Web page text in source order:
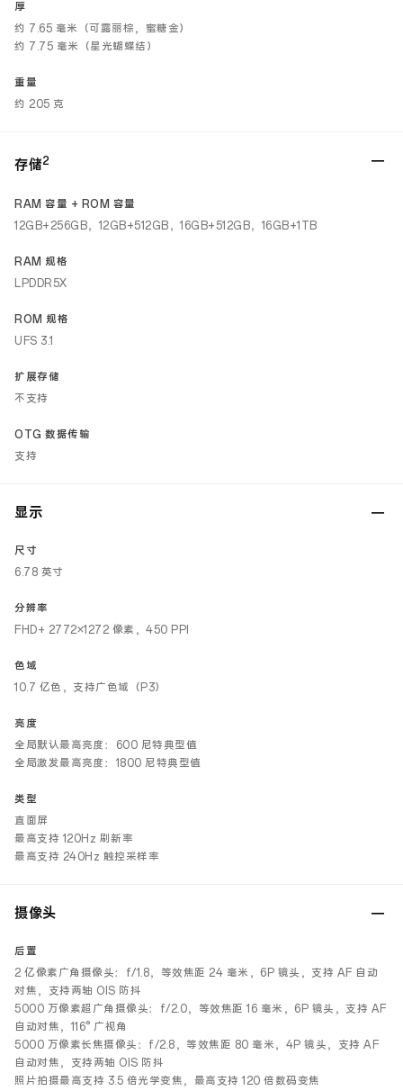
厚
约 7.65 毫米（可露丽棕，蜜糖金）
约 7.75 毫米（星光蝴蝶结）
重量
约 205 克
存储2
RAM 容量 + ROM 容量
12GB+256GB，12GB+512GB，16GB+512GB，16GB+1TB
RAM 规格
LPDDR5X
ROM 规格
UFS 3.1
扩展存储
不支持
OTG 数据传输
支持
显示
尺寸
6.78 英寸
分辨率
FHD+ 2772×1272 像素，450 PPI
色域
10.7 亿色，支持广色域（P3）
亮度
全局默认最高亮度：600 尼特典型值
全局激发最高亮度：1800 尼特典型值
类型
直面屏
最高支持 120Hz 刷新率
最高支持 240Hz 触控采样率
摄像头
后置
2 亿像素广角摄像头：f/1.8，等效焦距 24 毫米，6P 镜头，支持 AF 自动
对焦，支持两轴 OIS 防抖
5000 万像素超广角摄像头：f/2.0，等效焦距 16 毫米，6P 镜头，支持 AF
自动对焦，116° 广视角
5000 万像素长焦摄像头：f/2.8，等效焦距 80 毫米，4P 镜头，支持 AF
自动对焦，支持两轴 OIS 防抖
照片拍摄最高支持 3.5 倍光学变焦，最高支持 120 倍数码变焦